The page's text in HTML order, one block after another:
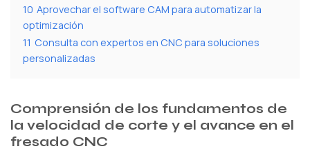
10 Aprovechar el software CAM para automatizar la
optimización
11 Consulta con expertos en CNC para soluciones
personalizadas
Comprensión de los fundamentos de
la velocidad de corte y el avance en el
fresado CNC